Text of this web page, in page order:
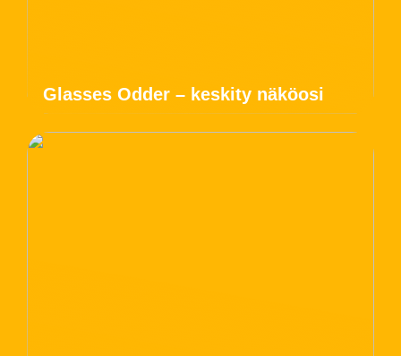
Glasses Odder – keskity näköosi